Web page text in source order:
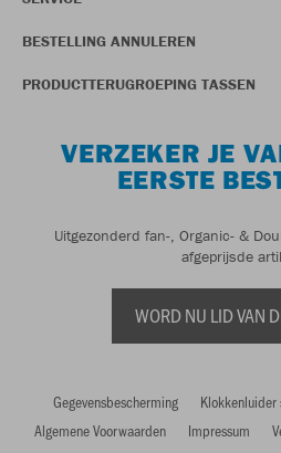
BESTELLING ANNULEREN
PRODUCTTERUGROEPING TASSEN
VERZEKER JE
EERSTE
Uitgezonderd fan-, Organic- &
afgeprijsde
WORD NU LID VAN
Gegevensbescherming Klokkenluider
Algemene Voorwaarden
Impressum